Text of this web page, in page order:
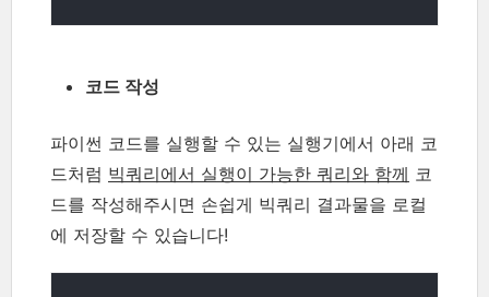
코드 작성
파이썬 코드를 실행할 수 있는 실행기에서 아래 코
드처럼 빅쿼리에서 실행이 가능한 쿼리와 함께 코
드를 작성해주시면 손쉽게 빅쿼리 결과물을 로컬
에 저장할 수 있습니다!